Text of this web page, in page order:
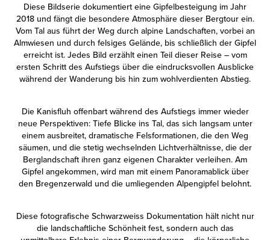
Diese Bildserie dokumentiert eine Gipfelbesteigung im Jahr
2018 und fängt die besondere Atmosphäre dieser Bergtour ein.
Vom Tal aus führt der Weg durch alpine Landschaften, vorbei an
Almwiesen und durch felsiges Gelände, bis schließlich der Gipfel
erreicht ist. Jedes Bild erzählt einen Teil dieser Reise – vom
ersten Schritt des Aufstiegs über die eindrucksvollen Ausblicke
während der Wanderung bis hin zum wohlverdienten Abstieg.
Die Kanisfluh offenbart während des Aufstiegs immer wieder
neue Perspektiven: Tiefe Blicke ins Tal, das sich langsam unter
einem ausbreitet, dramatische Felsformationen, die den Weg
säumen, und die stetig wechselnden Lichtverhältnisse, die der
Berglandschaft ihren ganz eigenen Charakter verleihen. Am
Gipfel angekommen, wird man mit einem Panoramablick über
den Bregenzerwald und die umliegenden Alpengipfel belohnt.
Diese fotografische Schwarzweiss Dokumentation hält nicht nur
die landschaftliche Schönheit fest, sondern auch das